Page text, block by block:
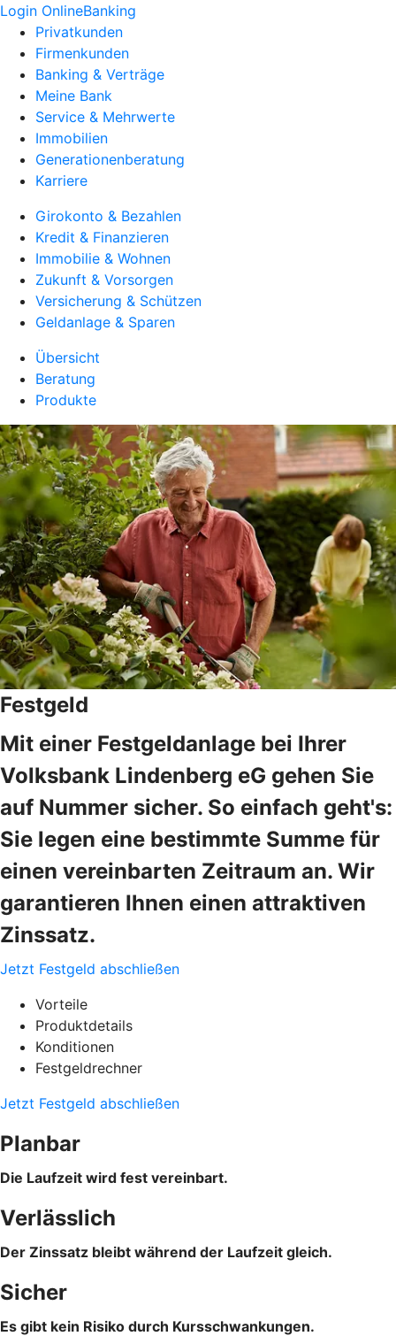
Login OnlineBanking
Privatkunden
Firmenkunden
Banking & Verträge
Meine Bank
Service & Mehrwerte
Immobilien
Generationenberatung
Karriere
Girokonto & Bezahlen
Kredit & Finanzieren
Immobilie & Wohnen
Zukunft & Vorsorgen
Versicherung & Schützen
Geldanlage & Sparen
Übersicht
Beratung
Produkte
Festgeld
Mit einer Festgeldanlage bei Ihrer
Volksbank Lindenberg eG gehen Sie
auf Nummer sicher. So einfach geht's:
Sie legen eine bestimmte Summe für
einen vereinbarten Zeitraum an. Wir
garantieren Ihnen einen attraktiven
Zinssatz.
Jetzt Festgeld abschließen
Vorteile
Produktdetails
Konditionen
Festgeldrechner
Jetzt Festgeld abschließen
Planbar
Die Laufzeit wird fest vereinbart.
Verlässlich
Der Zinssatz bleibt während der Laufzeit gleich.
Sicher
Es gibt kein Risiko durch Kursschwankungen.